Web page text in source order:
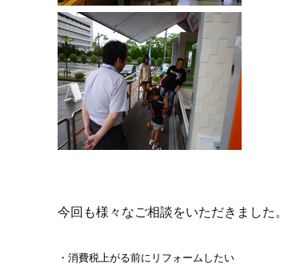
今回も様々なご相談をいただきました。
・消費税上がる前にリフォームしたい